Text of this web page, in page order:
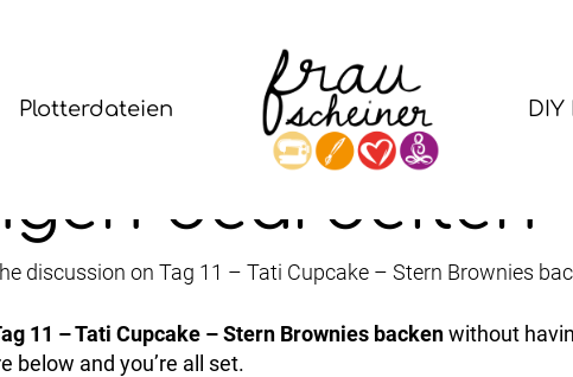
Plotterdateien DIY
bearbeiten
discussion on Tag 11 – Tati Cupcake – Stern Brownies
11 – Tati Cupcake – Stern Brownies backenwithout
below and you’re all set.